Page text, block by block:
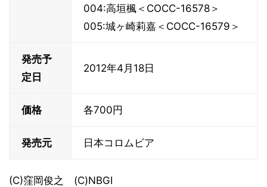
004:高垣楓＜COCC-16578＞
005:城ヶ崎莉嘉＜COCC-16579＞
発売予
定日
2012年4月18日
価格 各700円
発売元 日本コロムビア
(C)窪岡俊之 (C)NBGI